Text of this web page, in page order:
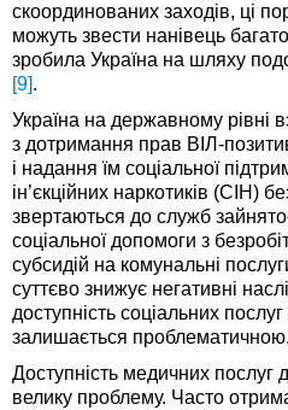
скоординованих заходів, ці
можуть звести нанівець
зробила Україна на шляху
[9] .
Україна на державному рівні
з дотримання прав ВІЛ-
і надання їм соціальної
ін’єкційних наркотиків (СІН)
звертаються до служб
соціальної допомоги з
субсидій на комунальні
суттєво знижує негативні
доступність соціальних
залишається проблематичною.
Доступність медичних послуг
велику проблему. Часто